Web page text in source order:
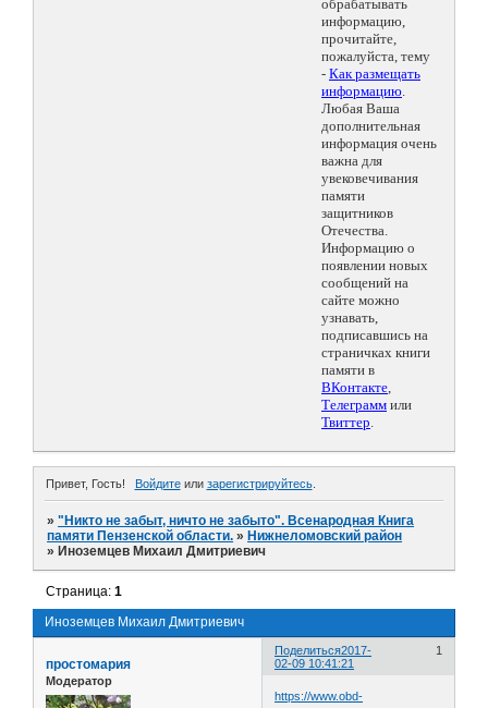
обрабатывать
информацию,
прочитайте,
пожалуйста, тему
- Как размещать
информацию.
Любая Ваша
дополнительная
информация очень
важна для
увековечивания
памяти
защитников
Отечества.
Информацию о
появлении новых
сообщений на
сайте можно
узнавать,
подписавшись на
страничках книги
памяти в
ВКонтакте,
Телеграмм или
Твиттер.
Привет, Гость! Войдитеили зарегистрируйтесь.
»"Никто не забыт, ничто не забыто". Всенародная Книга
памяти Пензенской области. » Нижнеломовский район
» Иноземцев Михаил Дмитриевич
Иноземцев Михаил Дмитриевич
Страница:1
Поделиться 1
2017-
02-09 10:41:21
простомария
Модератор
https://www.obd-